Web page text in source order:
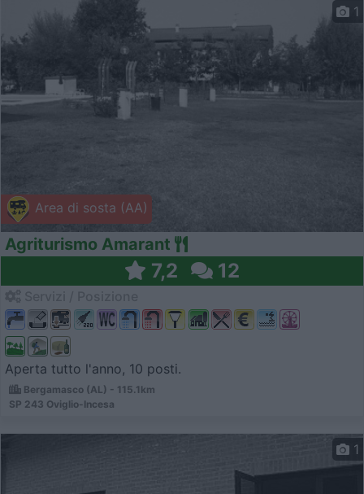
Area di sosta (AA)
1
Agriturismo Amarant
7,2 12
Aperta tutto l'anno, 10 posti.
Bergamasco (AL) - 115.1km
SP 243 Oviglio-Incesa
1